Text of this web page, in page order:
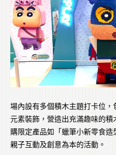
場內設有多個積木主題打卡位
元素裝飾，營造出充滿趣味的
購限定產品如「蠟筆小新零食
親子互動及創意為本的活動。